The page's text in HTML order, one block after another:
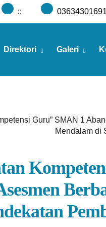
:: 03634301691
Direktori Galeri
Guru” SMAN 1
Mendalam di